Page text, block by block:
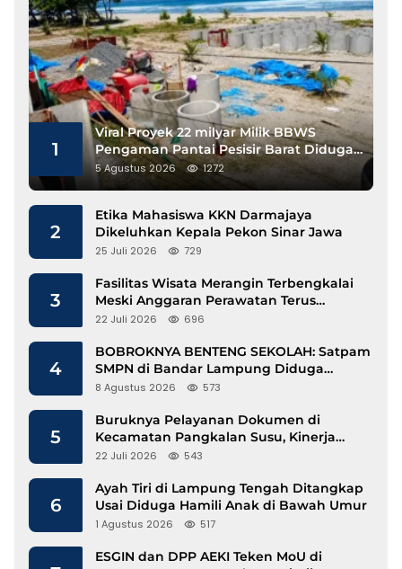
1
Viral Proyek 22 milyar Milik BBWS
Pengaman Pantai Pesisir Barat Diduga
Gunakan Besi Banci
5 Agustus 2026 1272
2
Etika Mahasiswa KKN Darmajaya
Dikeluhkan Kepala Pekon Sinar Jawa
25 Juli 2026 729
3
Fasilitas Wisata Merangin Terbengkalai
Meski Anggaran Perawatan Terus
Mengalir
22 Juli 2026 696
4
BOBROKNYA BENTENG SEKOLAH: Satpam
SMPN di Bandar Lampung Diduga
Lecehkan Siswi
8 Agustus 2026 573
5
Buruknya Pelayanan Dokumen di
Kecamatan Pangkalan Susu, Kinerja
Disdukcapil Langkat Disorot
22 Juli 2026 543
6
Ayah Tiri di Lampung Tengah Ditangkap
Usai Diduga Hamili Anak di Bawah Umur
1 Agustus 2026 517
ESGIN dan DPP AEKI Teken MoU di